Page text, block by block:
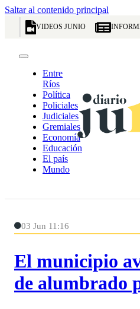
Saltar al contenido principal
VIDEOS JUNIO
Entre
Ríos
Política
Policiales
Judiciales
Gremiales
Economía
Educación
El país
Mundo
03 Jun 11:16
El municipio
de alumbrado